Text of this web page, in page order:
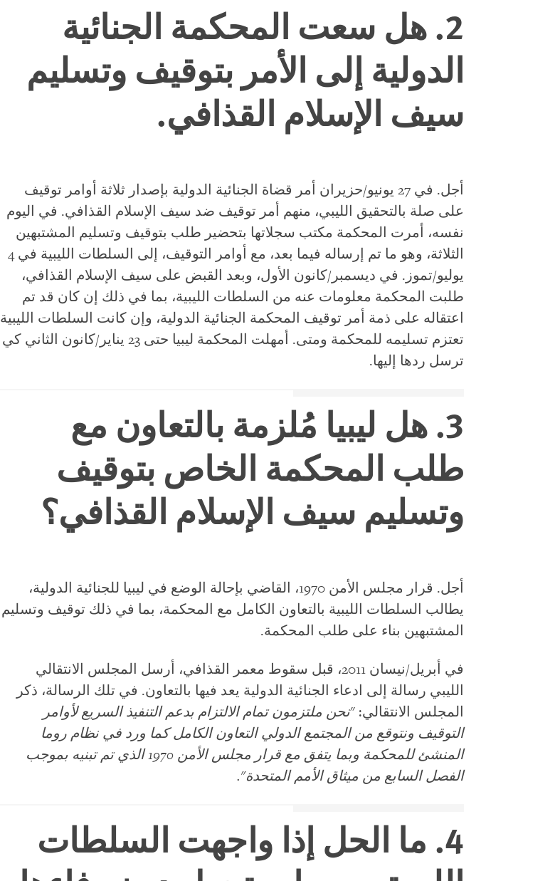
2. هل سعت المحكمة الجنائية
الدولية إلى الأمر بتوقيف وتسليم
سيف الإسلام القذافي.
أجل. في 27 يونيو/حزيران أمر قضاة الجنائية الدولية بإصدار ثلاثة أوامر توقيف
على صلة بالتحقيق الليبي، منهم أمر توقيف ضد سيف الإسلام القذافي. في اليوم
نفسه، أمرت المحكمة مكتب سجلاتها بتحضير طلب بتوقيف وتسليم المشتبهين
الثلاثة، وهو ما تم إرساله فيما بعد، مع أوامر التوقيف، إلى السلطات الليبية في 4
يوليو/تموز. في ديسمبر/كانون الأول، وبعد القبض على سيف الإسلام القذافي،
طلبت المحكمة معلومات عنه من السلطات الليبية، بما في ذلك إن كان قد تم
اعتقاله على ذمة أمر توقيف المحكمة الجنائية الدولية، وإن كانت السلطات الليبية
تعتزم تسليمه للمحكمة ومتى. أمهلت المحكمة ليبيا حتى 23 يناير/كانون الثاني كي
ترسل ردها إليها.
3. هل ليبيا مُلزمة بالتعاون مع
طلب المحكمة الخاص بتوقيف
وتسليم سيف الإسلام القذافي؟
أجل. قرار مجلس الأمن 1970، القاضي بإحالة الوضع في ليبيا للجنائية الدولية،
يطالب السلطات الليبية بالتعاون الكامل مع المحكمة، بما في ذلك توقيف وتسليم
المشتبهين بناء على طلب المحكمة.
في أبريل/نيسان 2011، قبل سقوط معمر القذافي، أرسل المجلس الانتقالي
الليبي رسالة إلى ادعاء الجنائية الدولية يعد فيها بالتعاون. في تلك الرسالة، ذكر
المجلس الانتقالي: "نحن ملتزمون تمام الالتزام بدعم التنفيذ السريع لأوامر
التوقيف ونتوقع من المجتمع الدولي التعاون الكامل كما ورد في نظام روما
المنشئ للمحكمة وبما يتفق مع قرار مجلس الأمن 1970 الذي تم تبنيه بموجب
الفصل السابع من ميثاق الأمم المتحدة".
4. ما الحل إذا واجهت السلطات